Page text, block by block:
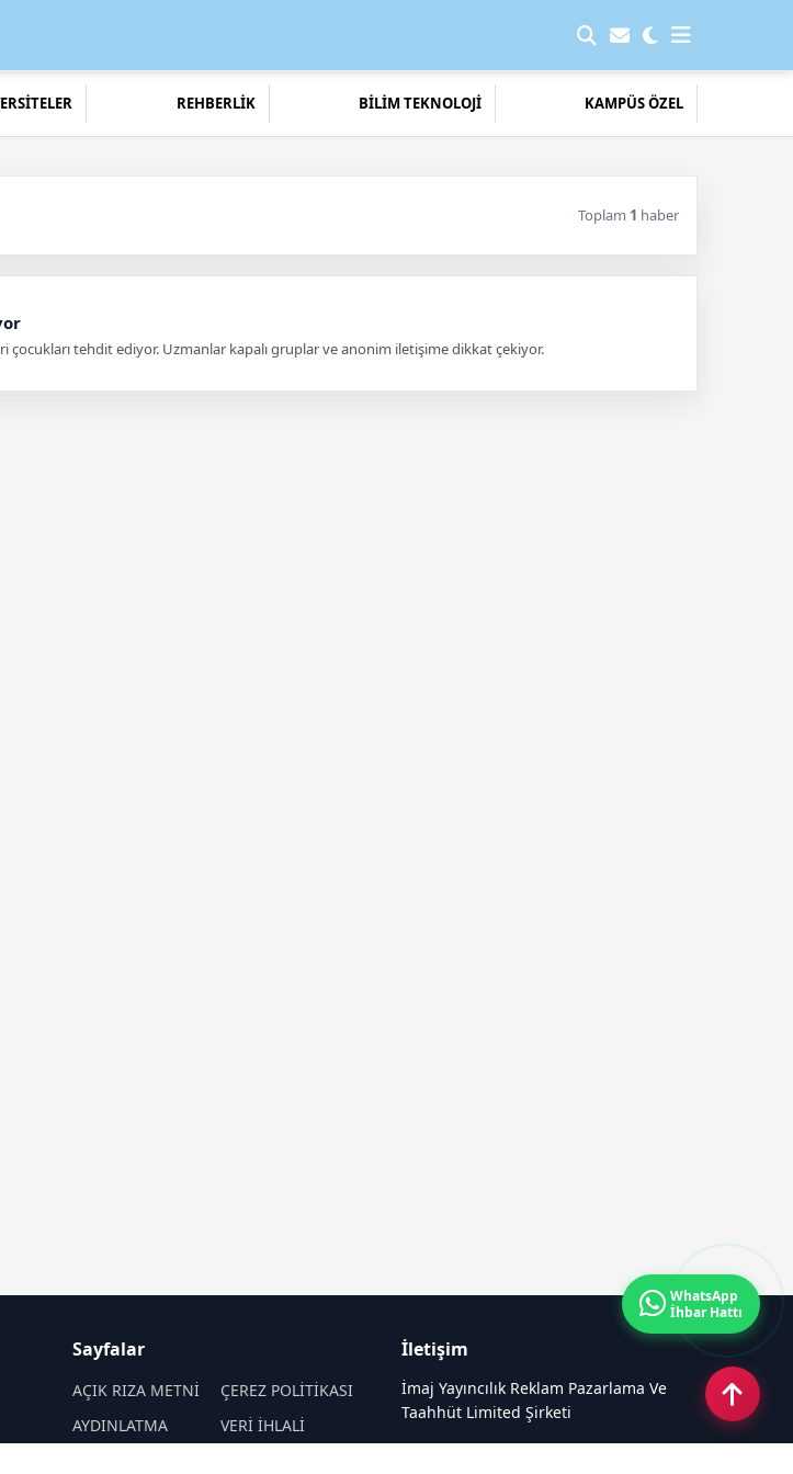
REHBERLİK BİLİM TEKNOLOJİ KAMPÜS ÖZEL
Toplam 1 haber
tehdit ediyor. Uzmanlar kapalı gruplar ve anonim iletişime dikkat çekiyor.
Sayfalar
AÇIK RIZA METNİ
ÇEREZ POLİTİKASI
AYDINLATMA
VERİ İHLALİ
İletişim
İmaj Yayıncılık Reklam Pazarlama Ve
Taahhüt Limited Şirketi
WhatsApp
İhbar Hattı